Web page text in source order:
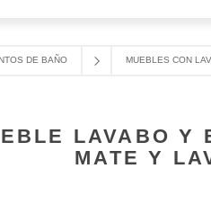
DE BAÑO MUEBLES CON
LAVABO Y
MATE Y